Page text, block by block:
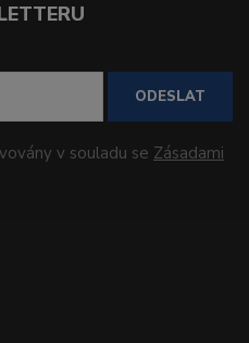
ODESLAT
v souladu se Zásadami